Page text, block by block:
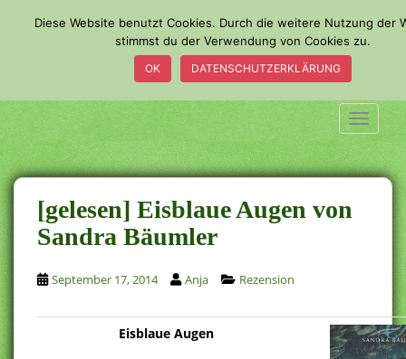
m
a
i
n
c
o
n
t
e
n
t
[gelesen] Eisblaue Augen von
Sandra Bäumler
September 17, 2014 Anja Rezension
Eisblaue Augen
Diese Website benutzt Cookies. Durch die weitere Nutzung der
stimmst du der Verwendung von Cookies zu.
OK DATENSCHUTZERKLÄRUNG